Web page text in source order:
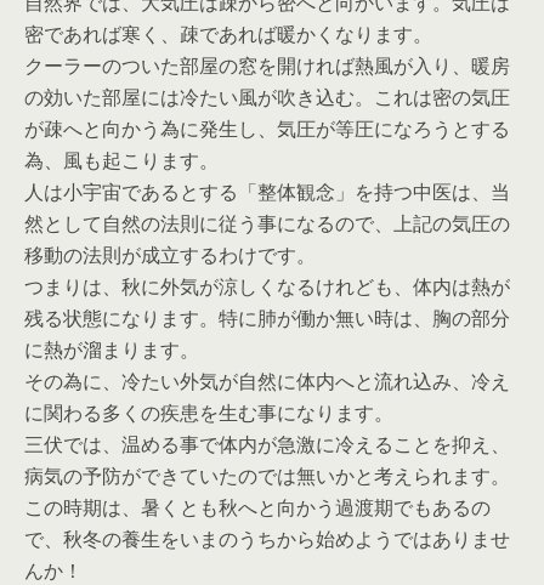
密であれば寒く、疎であれば暖かくなります。
クーラーのついた部屋の窓を開ければ熱風が入り、暖房
の効いた部屋には冷たい風が吹き込む。これは密の気圧
が疎へと向かう為に発生し、気圧が等圧になろうとする
為、風も起こります。
人は小宇宙であるとする「整体観念」を持つ中医は、当
然として自然の法則に従う事になるので、上記の気圧の
移動の法則が成立するわけです。
つまりは、秋に外気が涼しくなるけれども、体内は熱が
残る状態になります。特に肺が働か無い時は、胸の部分
に熱が溜まります。
その為に、冷たい外気が自然に体内へと流れ込み、冷え
に関わる多くの疾患を生む事になります。
三伏では、温める事で体内が急激に冷えることを抑え、
病気の予防ができていたのでは無いかと考えられます。
この時期は、暑くとも秋へと向かう過渡期でもあるの
で、秋冬の養生をいまのうちから始めようではありませ
んか！